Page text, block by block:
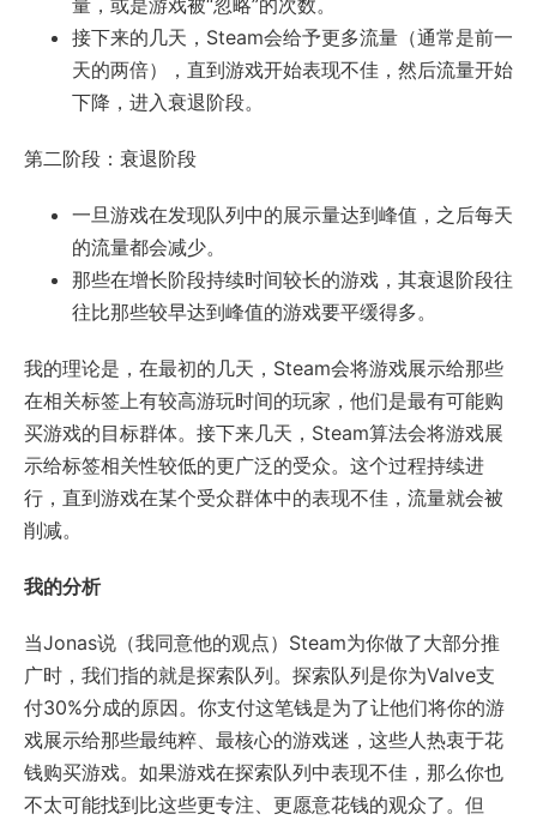
接下来的几天，Steam会给予更多流量（通常是前一
天的两倍），直到游戏开始表现不佳，然后流量开始
下降，进入衰退阶段。
第二阶段：衰退阶段
一旦游戏在发现队列中的展示量达到峰值，之后每天
的流量都会减少。
那些在增长阶段持续时间较长的游戏，其衰退阶段往
往比那些较早达到峰值的游戏要平缓得多。
我的理论是，在最初的几天，Steam会将游戏展示给那些
在相关标签上有较高游玩时间的玩家，他们是最有可能购
买游戏的目标群体。接下来几天，Steam算法会将游戏展
示给标签相关性较低的更广泛的受众。这个过程持续进
行，直到游戏在某个受众群体中的表现不佳，流量就会被
削减。
我的分析
当Jonas说（我同意他的观点）Steam为你做了大部分推
广时，我们指的就是探索队列。探索队列是你为Valve支
付30%分成的原因。你支付这笔钱是为了让他们将你的游
戏展示给那些最纯粹、最核心的游戏迷，这些人热衷于花
钱购买游戏。如果游戏在探索队列中表现不佳，那么你也
不太可能找到比这些更专注、更愿意花钱的观众了。但